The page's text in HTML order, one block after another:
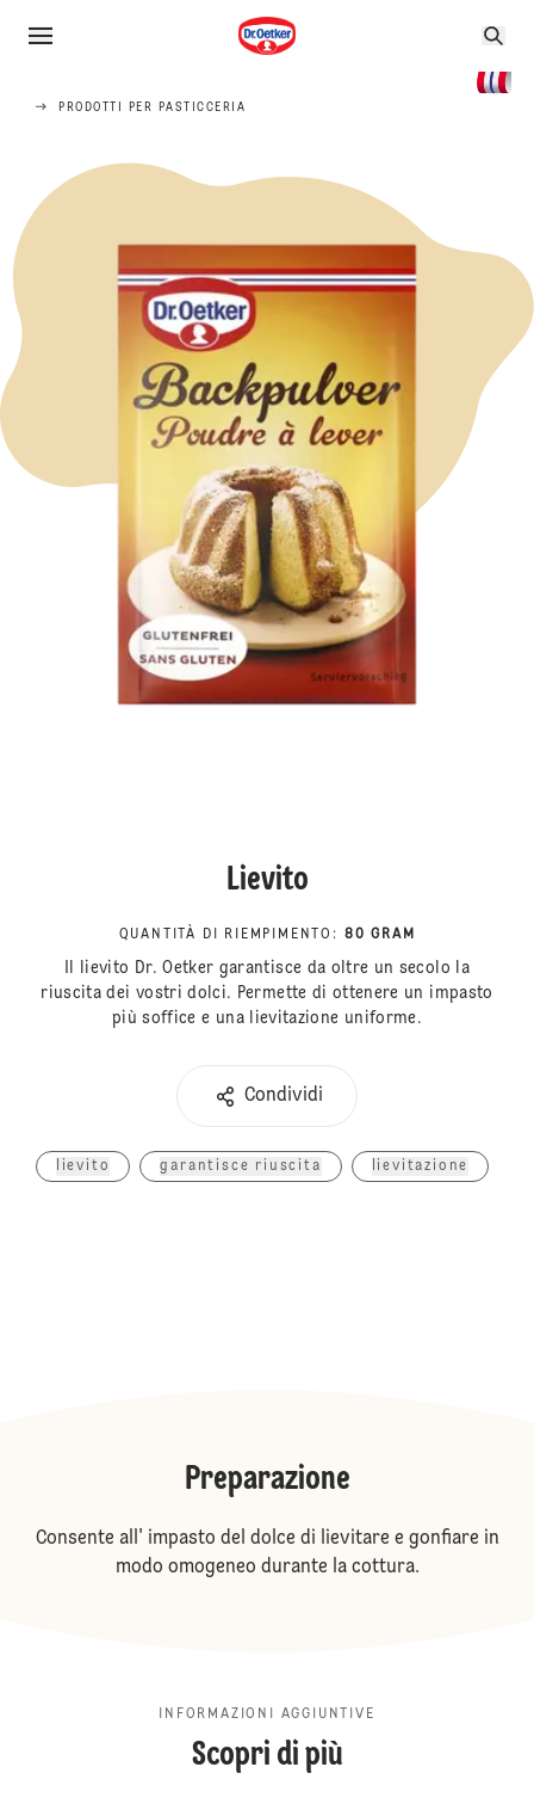
PRODOTTI PER PASTICCERIA
Lievito
QUANTITÀ DI RIEMPIMENTO : 80 GRAM
Il lievito Dr. Oetker garantisce da oltre un secolo la
riuscita dei vostri dolci. Permette di ottenere un impasto
più soffice e una lievitazione uniforme.
Condividi
lievito garantisce riuscita lievitazione
Preparazione
Consente all' impasto del dolce di lievitare e gonfiare in
modo omogeneo durante la cottura.
INFORMAZIONI AGGIUNTIVE
Scopri di più